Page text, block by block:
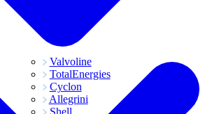
Valvoline
TotalEnergies
Cyclon
Allegrini
Shell